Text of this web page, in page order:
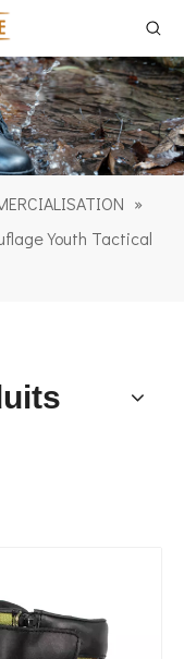
»
Youth Tactical